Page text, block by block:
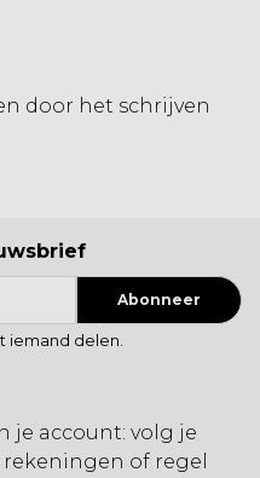
door het schrijven
Abonneer
iemand delen.
je account: volg je
of regel